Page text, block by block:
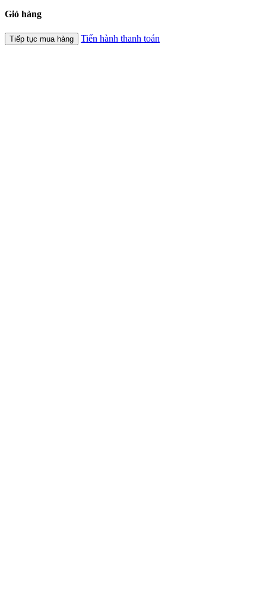
Giỏ hàng
Tiếp tục mua hàng Tiến hành thanh toán